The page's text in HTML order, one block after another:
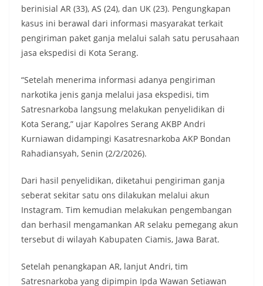
berinisial AR (33), AS (24), dan UK (23). Pengungkapan
kasus ini berawal dari informasi masyarakat terkait
pengiriman paket ganja melalui salah satu perusahaan
jasa ekspedisi di Kota Serang.
“Setelah menerima informasi adanya pengiriman
narkotika jenis ganja melalui jasa ekspedisi, tim
Satresnarkoba langsung melakukan penyelidikan di
Kota Serang,” ujar Kapolres Serang AKBP Andri
Kurniawan didampingi Kasatresnarkoba AKP Bondan
Rahadiansyah, Senin (2/2/2026).
Dari hasil penyelidikan, diketahui pengiriman ganja
seberat sekitar satu ons dilakukan melalui akun
Instagram. Tim kemudian melakukan pengembangan
dan berhasil mengamankan AR selaku pemegang akun
tersebut di wilayah Kabupaten Ciamis, Jawa Barat.
Setelah penangkapan AR, lanjut Andri, tim
Satresnarkoba yang dipimpin Ipda Wawan Setiawan